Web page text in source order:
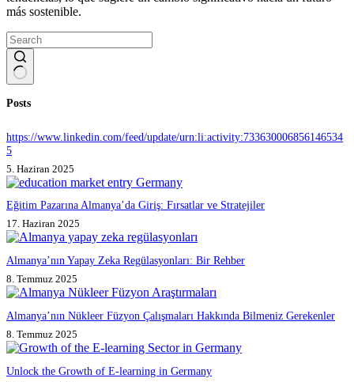
más sostenible.
results
Posts
https://www.linkedin.com/feed/update/urn:li:activity:733630006856146534
5
5. Haziran 2025
Eğitim Pazarına Almanya’da Giriş: Fırsatlar ve Stratejiler
17. Haziran 2025
Almanya’nın Yapay Zeka Regülasyonları: Bir Rehber
8. Temmuz 2025
Almanya’nın Nükleer Füzyon Çalışmaları Hakkında Bilmeniz Gerekenler
8. Temmuz 2025
Unlock the Growth of E-learning in Germany